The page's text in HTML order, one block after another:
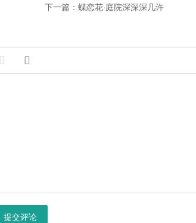
下一篇：蝶恋花·庭院深深深几许
 
提交评论